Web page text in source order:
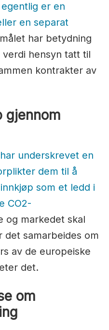
er en
en separat
har betydning
hensyn tatt til
kontrakter av
gjennom
underskrevet en
dem til å
som et ledd i
CO2-
og markedet skal
det samarbeides om
av de europeiske
det.
om